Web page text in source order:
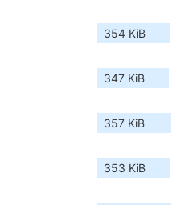
354 KiB
347 KiB
357 KiB
353 KiB